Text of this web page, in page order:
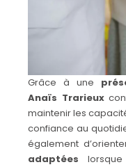
Grâce à une
Anaïs Trarieux
maintenir les
confiance au
également
adaptées